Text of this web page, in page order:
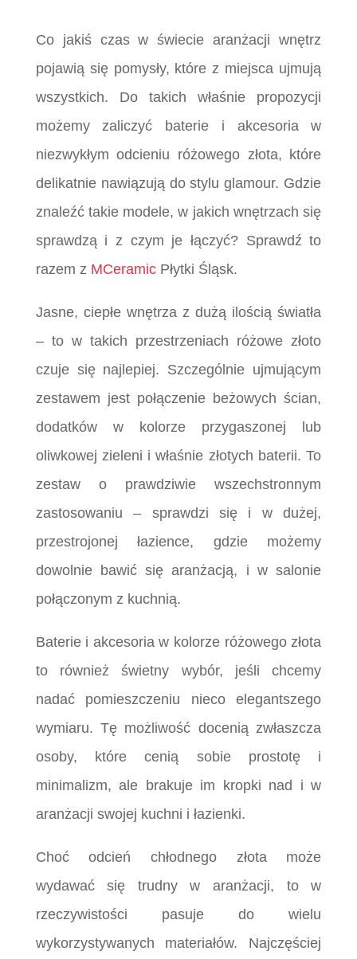
Co jakiś czas w świecie aranżacji wnętrz
pojawią się pomysły, które z miejsca ujmują
wszystkich. Do takich właśnie propozycji
możemy zaliczyć baterie i akcesoria w
niezwykłym odcieniu różowego złota, które
delikatnie nawiązują do stylu glamour. Gdzie
znaleźć takie modele, w jakich wnętrzach się
sprawdzą i z czym je łączyć? Sprawdź to
razem z MCeramicPłytki Śląsk.
Jasne, ciepłe wnętrza z dużą ilością światła
– to w takich przestrzeniach różowe złoto
czuje się najlepiej. Szczególnie ujmującym
zestawem jest połączenie beżowych ścian,
dodatków w kolorze przygaszonej lub
oliwkowej zieleni i właśnie złotych baterii. To
zestaw o prawdziwie wszechstronnym
zastosowaniu – sprawdzi się i w dużej,
przestrojonej łazience, gdzie możemy
dowolnie bawić się aranżacją, i w salonie
połączonym z kuchnią.
Baterie i akcesoria w kolorze różowego złota
to również świetny wybór, jeśli chcemy
nadać pomieszczeniu nieco elegantszego
wymiaru. Tę możliwość docenią zwłaszcza
osoby, które cenią sobie prostotę i
minimalizm, ale brakuje im kropki nad i w
aranżacji swojej kuchni i łazienki.
Choć odcień chłodnego złota może
wydawać się trudny w aranżacji, to w
rzeczywistości pasuje do wielu
wykorzystywanych materiałów. Najczęściej